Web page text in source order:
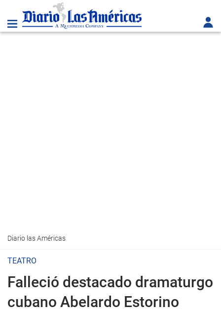
Diario las Américas
TEATRO
Falleció destacado dramaturgo
cubano Abelardo Estorino